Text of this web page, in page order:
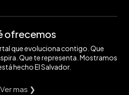
ofrecemos
que evoluciona contigo. Que
Que te representa. Mostramos
hecho El Salvador.
Ver mas ❯